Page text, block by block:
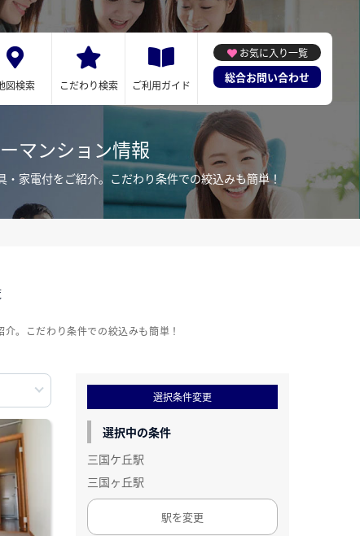
図検索 こだわり検索 ご利用ガイド
お気に入り一覧
総合お問い合わせ
マンション情報
家電付をご紹介。こだわり条件での絞込みも簡単！
。こだわり条件での絞込みも簡単！
選択条件変更
選択中の条件
三国ケ丘駅
三国ヶ丘駅
駅を変更